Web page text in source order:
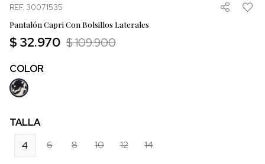
REF. 30071535
Pantalón Capri Con Bolsillos Laterales
$ 32.970 $ 109.900
COLOR
TALLA
4
6 8 10 12 14